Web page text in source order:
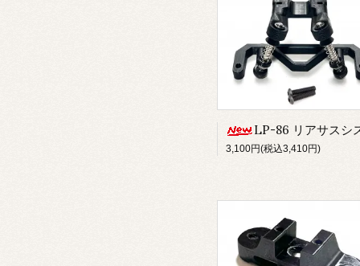
LP-86 リアサスシステム ステンレス
3,100円(税込3,410円)